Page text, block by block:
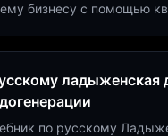
бизнесу с помощью
ладыженская
по русскому